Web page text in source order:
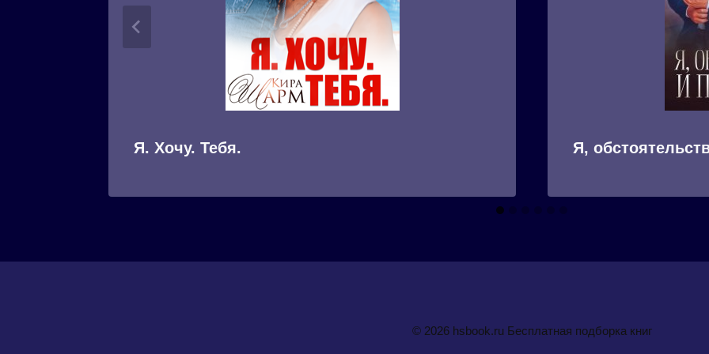
Я. Хочу. Тебя. Я,
© 2026 hsbook.ru Бесплатная подборка книг